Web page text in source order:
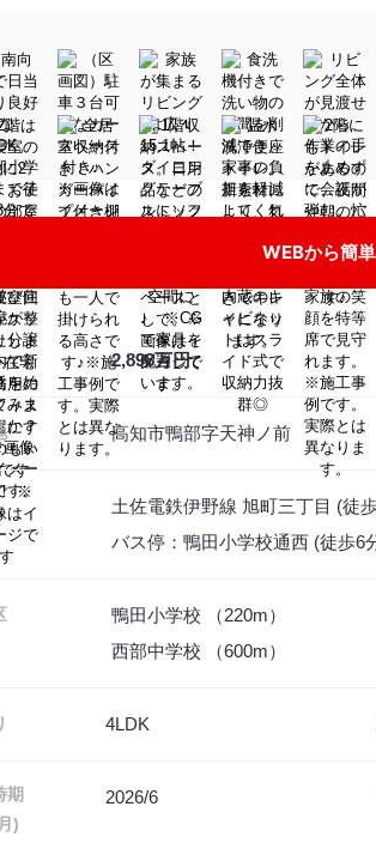
WEBから簡
2,898万円
高知市鴨部字天神ノ前
土佐電鉄伊野線 旭町三丁目 (徒
バス停：鴨田小学校通西 (徒歩6
鴨田小学校 （220m）
西部中学校 （600m）
4LDK
期
)
2026/6